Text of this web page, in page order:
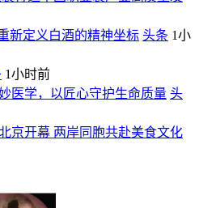
新定义白酒的精神坐标 头条 1小
1小时前
医学，以匠心守护生命质量 头
京开幕 两岸同胞共赴美食文化